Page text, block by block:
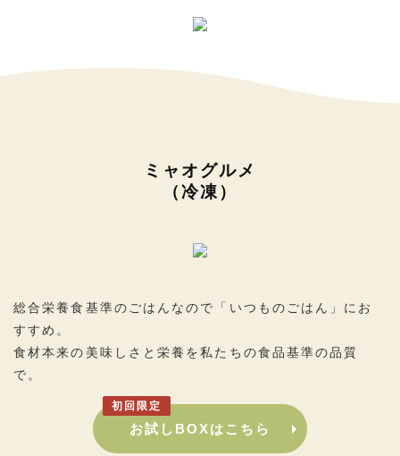
ミャオグルメ
（冷凍）
総合栄養食基準のごはんなので「いつものごはん」にお
すすめ。
食材本来の美味しさと栄養を私たちの食品基準の品質
で。
お試しBOXはこちら
初回限定